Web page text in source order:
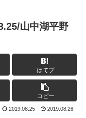
山中湖平野
はてブ
コピー
2019.08.25 2019.08.26